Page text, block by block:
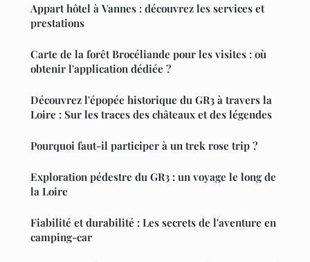
Appart hôtel à Vannes : découvrez les services et
prestations
Carte de la forêt Brocéliande pour les visites : où
obtenir l'application dédiée ?
Découvrez l'épopée historique du GR3 à travers la
Loire : Sur les traces des châteaux et des légendes
Pourquoi faut-il participer à un trek rose trip ?
Exploration pédestre du GR3 : un voyage le long de
la Loire
Fiabilité et durabilité : Les secrets de l'aventure en
camping-car